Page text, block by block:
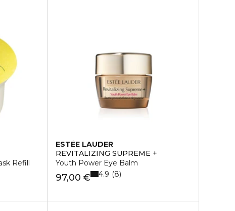
Refill
ESTÉE LAUDER
REVITALIZING SUPREME +
Youth Power Eye Balm
97,00 € 4.9 8